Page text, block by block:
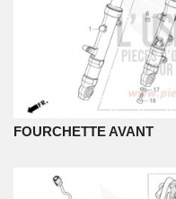
FOURCHETTE AVANT